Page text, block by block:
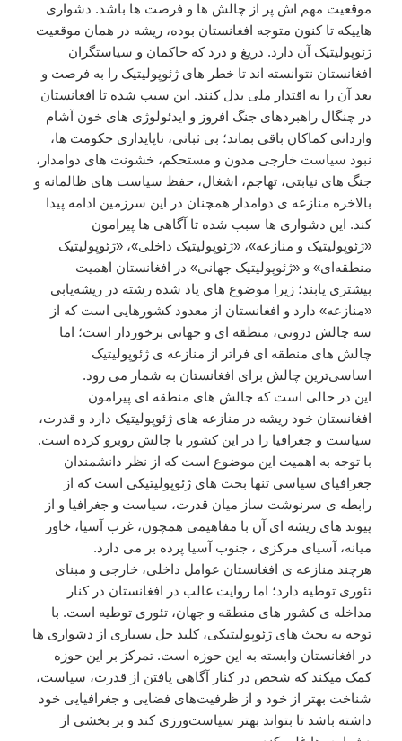
موقعیت مهم اش پر از چالش ها و فرصت ها باشد. دشواری
هاییکه تا کنون متوجه افغانستان بوده، ریشه در همان موقعیت
ژئوپولیتیک آن دارد. دریغ و درد که حاکمان و سیاستگران
افغانستان نتوانسته اند تا خطر های ژئوپولیتیک را به فرصت و
بعد آن را به اقتدار ملی بدل کنند. این سبب شده تا افغانستان
در چنگال راهبردهای جنگ افروز و ایدئولوژی های خون آشام
وارداتی کماکان باقی بماند؛ بی ثباتی، ناپایداری حکومت ها،
نبود سیاست خارجی مدون و مستحکم، خشونت های دوامدار،
جنگ های نیابتی، تهاجم، اشغال، حفظ سیاست های ظالمانه و
بالاخره منازعه ی دوامدار همچنان در این سرزمین ادامه پیدا
کند. این دشواری ها سبب شده تا آگاهی ها پیرامون
«ژئوپولیتیک و منازعه»، «ژئوپولیتیک داخلی»، «ژئوپولیتیک
منطقه‌ای» و «ژئوپولیتیک جهانی» در افغانستان اهمیت
بیشتری یابند؛ زیرا موضوع های یاد شده رشته در ریشه‌یابی
«منازعه» دارد و افغانستان از معدود کشورهایی است که از
سه چالش درونی، منطقه ای و جهانی برخوردار است؛ اما
چالش های منطقه ای فراتر از منازعه ی ژئوپولیتیک
اساسی‌ترین چالش برای افغانستان به شمار می رود.
این در حالی است که چالش های منطقه ای پیرامون
افغانستان خود ریشه در منازعه های ژئوپولیتیک دارد و قدرت،
سیاست و جغرافیا را در این کشور با چالش روبرو کرده است.
با توجه به اهميت این موضوع است که از نظر دانشمندان
جغرافیای سیاسی تنها بحث های ژئوپولیتیکی است که از
رابطه ی سرنوشت ساز میان قدرت، سیاست و جغرافیا و از
پیوند های ریشه ای آن با مفاهیمی همچون، غرب آسیا، خاور
میانه، آسیای مرکزی ، جنوب آسیا پرده بر می دارد.
هرچند منازعه ی افغانستان عوامل داخلی، خارجی و مبنای
تئوری توطیه دارد؛ اما روایت غالب در افغانستان در کنار
مداخله ی کشور های منطقه و جهان، تئوری توطیه است. با
توجه به بحث های ژئوپولیتیکی، کلید حل بسیاری از دشواری ها
در افغانستان وابسته به این حوزه است. تمرکز بر این حوزه
کمک میکند که شخص در کنار آگاهی یافتن از قدرت، سیاست،
شناخت بهتر از خود و از ظرفیت‌های فضایی و جغرافیایی خود
داشته باشد تا بتواند بهتر سیاست‌ورزی کند و بر بخشی از